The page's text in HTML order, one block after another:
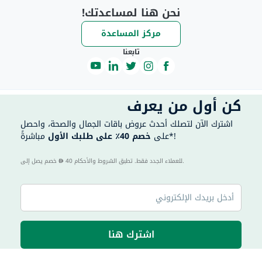
نحن هنا لمساعدتك!
مركز المساعدة
تابعنا
كن أول من يعرف
اشترك الآن لتصلك أحدث عروض باقات الجمال والصحة، واحصل
على خصم 40٪ على طلبك الأول مباشرةً*!
40 للعملاء الجدد فقط. تطبق الشروط والأحكام.
اشترك هنا